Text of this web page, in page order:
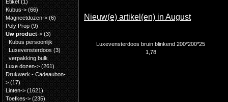
Nieuw(e) artikel(en) in August
Luxevensterdoos bruin blinkend 200*200*25
1,78
Etiket(1)
Kubus->(66)
Magneetdozen->(6)
Poly Prop (9)
Uw product->(3)
Kubus persoonlijk
Luxevensterdoos(3)
verpakking bulk
Luxe dozen->(261)
Drukwerk - Cadeaubon-
>(17)
Linten->(1621)
Toefkes->(235)